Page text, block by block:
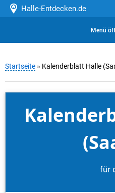
Halle-Entdecken.de
Menü
Startseite » Kalenderblatt Halle
für